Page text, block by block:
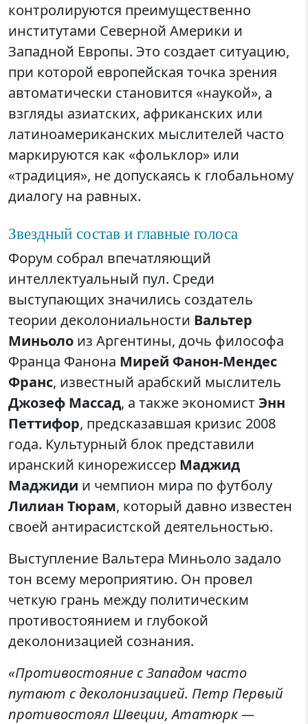
контролируются преимущественно
институтами Северной Америки и
Западной Европы. Это создает ситуацию,
при которой европейская точка зрения
автоматически становится «наукой», а
взгляды азиатских, африканских или
латиноамериканских мыслителей часто
маркируются как «фольклор» или
«традиция», не допускаясь к глобальному
диалогу на равных.
Звездный состав и главные голоса
Форум собрал впечатляющий
интеллектуальный пул. Среди
выступающих значились создатель
теории деколониальности Вальтер
Миньоло из Аргентины, дочь философа
Франца Фанона Мирей Фанон-Мендес
Франс, известный арабский мыслитель
Джозеф Массад, а также экономист Энн
Петтифор, предсказавшая кризис 2008
года. Культурный блок представили
иранский кинорежиссер Маджид
Маджиди и чемпион мира по футболу
Лилиан Тюрам, который давно известен
своей антирасистской деятельностью.
Выступление Вальтера Миньоло задало
тон всему мероприятию. Он провел
четкую грань между политическим
противостоянием и глубокой
деколонизацией сознания.
«Противостояние с Западом часто
путают с деколонизацией. Петр Первый
противостоял Швеции, Ататюрк —